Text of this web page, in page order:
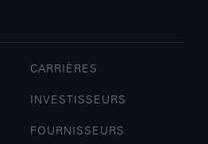
CARRIÈRES
INVESTISSEURS
FOURNISSEURS